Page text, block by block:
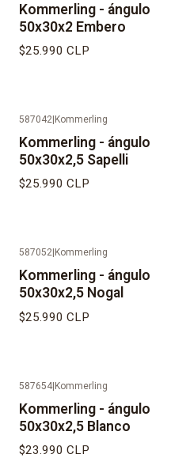
Kommerling - ángulo
50x30x2 Embero
$25.990 CLP
587042|Kommerling
Kommerling - ángulo
50x30x2,5 Sapelli
$25.990 CLP
587052 Kommerling
Kommerling - ángulo
50x30x2,5 Nogal
$25.990 CLP
587654|Kommerling
Kommerling - ángulo
50x30x2,5 Blanco
$23.990 CLP